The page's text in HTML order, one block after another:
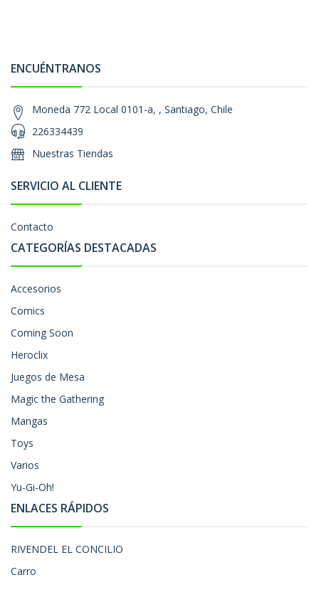
ENCUÉNTRANOS
Moneda 772 Local 0101-a, , Santiago, Chile
226334439
Nuestras Tiendas
SERVICIO AL CLIENTE
Contacto
CATEGORÍAS DESTACADAS
Accesorios
Comics
Coming Soon
Heroclix
Juegos de Mesa
Magic the Gathering
Mangas
Toys
Varios
Yu-Gi-Oh!
ENLACES RÁPIDOS
RIVENDEL EL CONCILIO
Carro